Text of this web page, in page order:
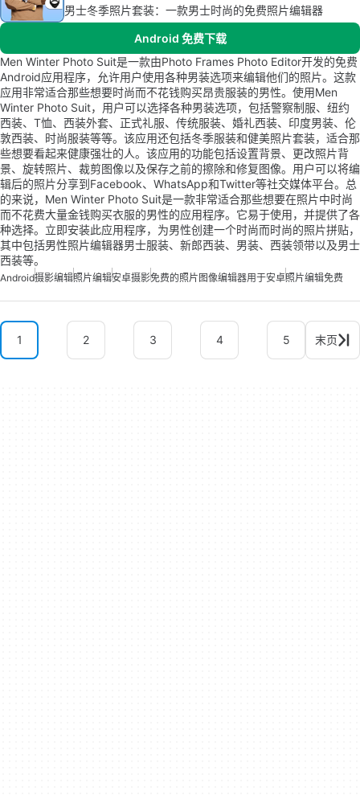
男士冬季照片套装：一款男士时尚的免费照片编辑器
Android 免费下载
Men Winter Photo Suit是一款由Photo Frames Photo Editor开发的免费
Android应用程序，允许用户使用各种男装选项来编辑他们的照片。这款
应用非常适合那些想要时尚而不花钱购买昂贵服装的男性。使用Men
Winter Photo Suit，用户可以选择各种男装选项，包括警察制服、纽约
西装、T恤、西装外套、正式礼服、传统服装、婚礼西装、印度男装、伦
敦西装、时尚服装等等。该应用还包括冬季服装和健美照片套装，适合那
些想要看起来健康强壮的人。该应用的功能包括设置背景、更改照片背
景、旋转照片、裁剪图像以及保存之前的擦除和修复图像。用户可以将编
辑后的照片分享到Facebook、WhatsApp和Twitter等社交媒体平台。总
的来说，Men Winter Photo Suit是一款非常适合那些想要在照片中时尚
而不花费大量金钱购买衣服的男性的应用程序。它易于使用，并提供了各
种选择。立即安装此应用程序，为男性创建一个时尚而时尚的照片拼贴，
其中包括男性照片编辑器男士服装、新郎西装、男装、西装领带以及男士
西装等。
Android摄影编辑照片编辑安卓摄影免费的照片图像编辑器用于安卓照片编辑免费
1 2 3 4 5 末页